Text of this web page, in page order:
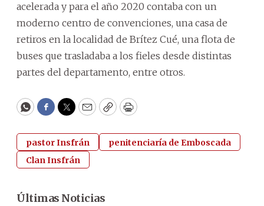
acelerada y para el año 2020 contaba con un
moderno centro de convenciones, una casa de
retiros en la localidad de Brítez Cué, una flota de
buses que trasladaba a los fieles desde distintas
partes del departamento, entre otros.
WhatsApp
Facebook
Twitter
EmailCopyPrint
pastor Insfrán
penitenciaría de Emboscada
Clan Insfrán
Últimas Noticias